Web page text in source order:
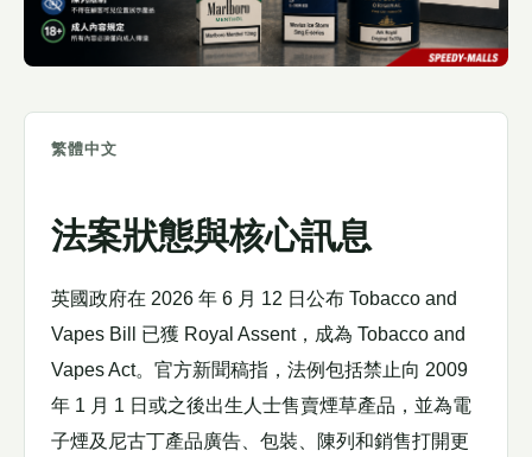
繁體中文
法案狀態與核心訊息
英國政府在 2026 年 6 月 12 日公布 Tobacco and
Vapes Bill 已獲 Royal Assent，成為 Tobacco and
Vapes Act。官方新聞稿指，法例包括禁止向 2009
年 1 月 1 日或之後出生人士售賣煙草產品，並為電
子煙及尼古丁產品廣告、包裝、陳列和銷售打開更